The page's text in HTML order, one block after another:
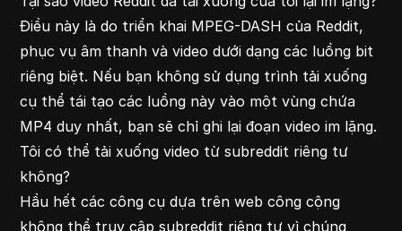
Điều này là do triển khai MPEG-DASH của Reddit,
phục vụ âm thanh và video dưới dạng các luồng bit
riêng biệt. Nếu bạn không sử dụng trình tải xuống
cụ thể tái tạo các luồng này vào một vùng chứa
MP4 duy nhất, bạn sẽ chỉ ghi lại đoạn video im lặng.
Tôi có thể tải xuống video từ subreddit riêng tư
không?
Hầu hết các công cụ dựa trên web công cộng
không thể truy cập subreddit riêng tư vì chúng